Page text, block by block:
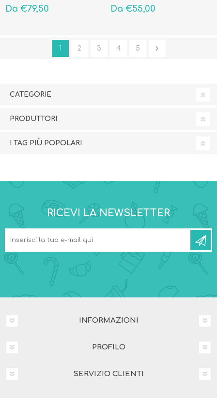
Da €79,50 Da €55,00
1 2 3 4 5
CATEGORIE
PRODUTTORI
I TAG PIÙ POPOLARI
RICEVI LA NEWSLETTER
INFORMAZIONI
PROFILO
SERVIZIO CLIENTI